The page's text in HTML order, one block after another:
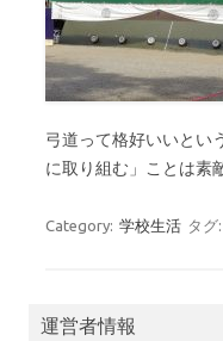
弓道って格好いいとい
に取り組む」ことは素
Category: 学校生活 タグ:
運営者情報